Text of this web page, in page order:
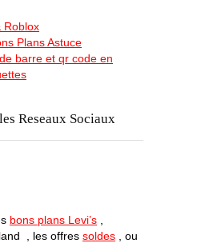
Roblox
Plans Astuce
barre et qr code en
Reseaux Sociaux
bons plans Levi’s
, les offres soldes , ou